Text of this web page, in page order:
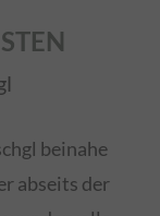
beinahe
abseits der